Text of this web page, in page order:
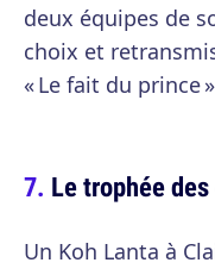
deux équipes de
choix et
« Le fait du prince
Le trophée
Un Koh Lanta à